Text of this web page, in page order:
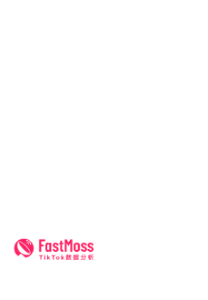
无需离开信息流，全面升级你的
无需离开信